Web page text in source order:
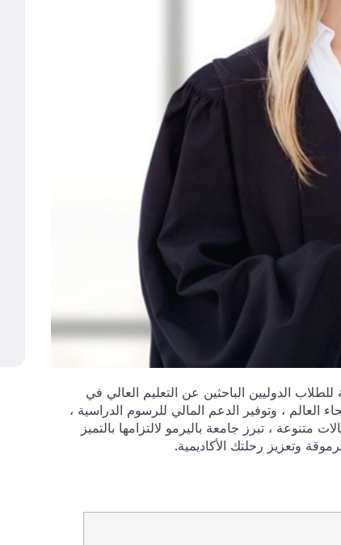
في إيطاليا فرصا استثنائية للطلاب الدوليين الباحثين عن التعليم العالي في
العالم ، وتوفير الدعم المالي للرسوم الدراسية ،
، تبرز جامعة باليرمو لالتزامها بالتميز
وتعزيز رحلتك الأكاديمية.
باليرمو